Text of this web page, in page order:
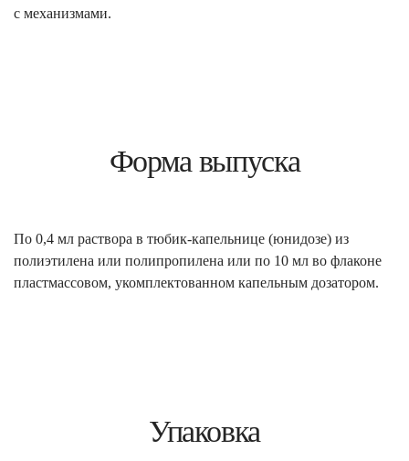
с механизмами.
Форма выпуска
По 0,4 мл раствора в тюбик-капельнице (юнидозе) из
полиэтилена или полипропилена или по 10 мл во флаконе
пластмассовом, укомплектованном капельным дозатором.
Упаковка